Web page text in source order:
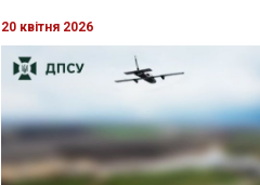
20 квітня 2026